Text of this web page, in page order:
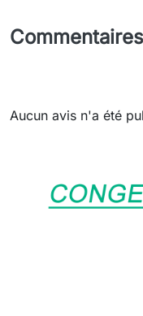
Aucun avis n'a été